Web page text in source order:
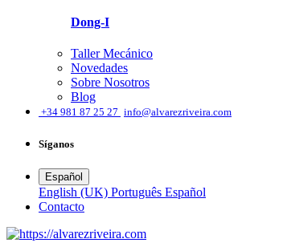
Dong-I
Taller Mecánico
Novedades
Sobre Nosotros
Blog
+34 981 87 25 27 info@alvarezriveira.com
Síganos
Español
English (UK) Português Español
​Contacto